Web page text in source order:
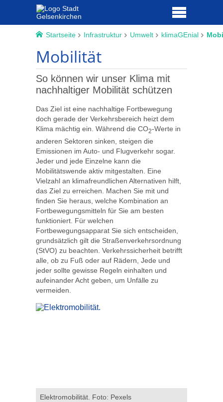
Startseite Infrastruktur Umwelt klimaGEnial
Mobilität
So können wir unser Klima mit
nachhaltiger Mobilität schützen
Das Ziel ist eine nachhaltige Fortbewegung
doch gerade der Verkehrsbereich heizt dem
Klima mächtig ein. Während die CO2-Werte in
anderen Sektoren sinken, steigen die
Emissionen im Auto- und Flugverkehr sogar.
Jeder und jede Einzelne kann die
Mobilitätswende aktiv mitgestalten. Eine
Vielzahl an klimafreundlichen Alternativen hilft,
das Ziel zu erreichen. Machen Sie mit und
finden Sie heraus, welche Kombination an
Fortbewegungsmitteln für Sie am besten
funktioniert. Für welchen
Fortbewegungsapparat Sie sich entscheiden,
grundsätzlich gilt die Straßenverkehrsordnung
(StVO) zu beachten. Verkehrssicherheit betrifft
alle, ob zu Fuß oder auf Rädern, Jede und
jeder sollte gewisse Regeln einhalten und
aufeinander Acht geben, um Unfälle zu
vermeiden.
Elektromobilität. Foto: Pexels